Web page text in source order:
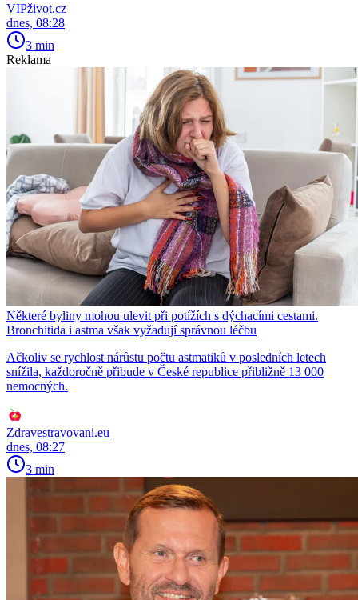
VIPživot.cz
dnes, 08:28
3 min
Reklama
Některé byliny mohou ulevit při potížích s dýchacími cestami.
Bronchitida i astma však vyžadují správnou léčbu
Ačkoliv se rychlost nárůstu počtu astmatiků v posledních letech
snížila, každoročně přibude v České republice přibližně 13 000
nemocných.
Zdravestravovani.eu
dnes, 08:27
3 min